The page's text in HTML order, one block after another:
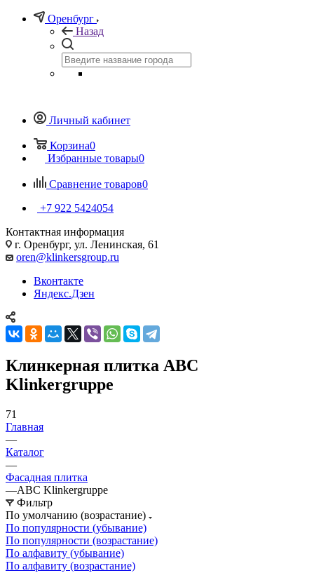
Оренбург
Назад
Личный кабинет
Корзина0
Избранные товары0
Сравнение товаров0
+7 922 5424054
Контактная информация
г. Оренбург, ул. Ленинская, 61
oren@klinkersgroup.ru
Вконтакте
Яндекс.Дзен
Клинкерная плитка ABC
Klinkergruppe
71
Главная
—
Каталог
—
Фасадная плитка
—ABC Klinkergruppe
Фильтр
По умолчанию (возрастание)
По популярности (убывание)
По популярности (возрастание)
По алфавиту (убывание)
По алфавиту (возрастание)